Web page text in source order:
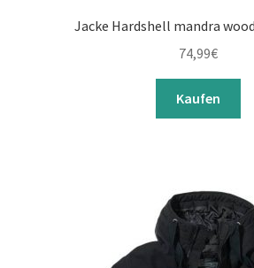
Jacke Hardshell mandra
74,99€
Kaufen